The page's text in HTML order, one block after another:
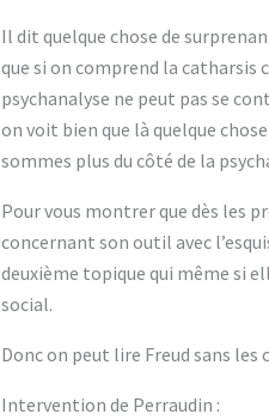
Il dit quelque chose de
que si on comprend la catharsis
psychanalyse ne peut pas se
on voit bien que là quelque
sommes plus du côté de la
Pour vous montrer que dès les
concernant son outil avec
deuxième topique qui même si
social.
Donc on peut lire Freud sans
Intervention de Perraudin :